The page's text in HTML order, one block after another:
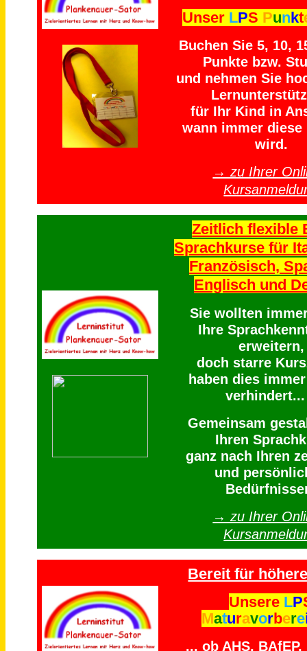
Unser LPS Punkt
Buchen Sie 5, 10,
Punkte bzw.
und nehmen Sie
für Ihr Kind in
wann immer diese
wird.
→ zu Ihrer
Zeitlich flexible
Sprachkurse für
Französisch,
Englisch und
Sie wollten
Ihre
erweitern,
doch starre
haben dies
Gemeinsam
Ihren
ganz nach Ihren
und
→ zu Ihrer
Bereit für
Unsere LP
Maturavorbere
... ob AHS, BAfEP,